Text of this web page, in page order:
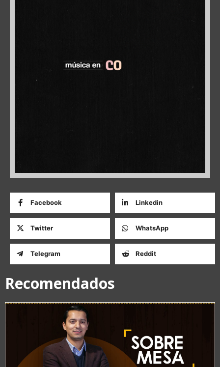
Facebook Linkedin
Twitter WhatsApp
Telegram Reddit
Recomendados